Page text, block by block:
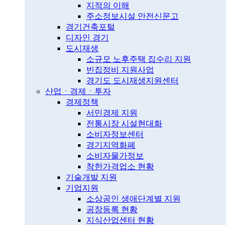
지적의 이해
주소정보시설 안전신문고
경기건축포털
디자인 경기
도시재생
소규모 노후주택 집수리 지원
빈집정비 지원사업
경기도 도시재생지원센터
산업ㆍ경제ㆍ투자
경제정책
서민경제 지원
전통시장 시설현대화
소비자정보센터
경기지역화폐
소비자물가정보
착한가격업소 현황
기술개발 지원
기업지원
소상공인 생애단계별 지원
공장등록 현황
지식산업센터 현황